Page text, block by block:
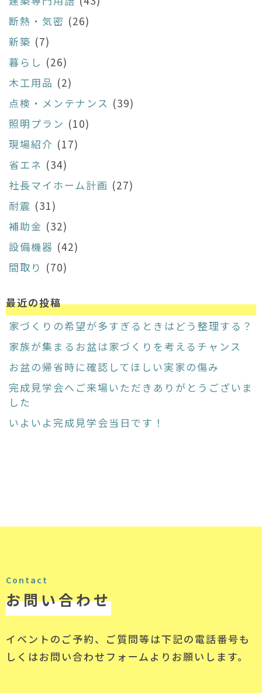
断熱・気密 (26)
新築 (7)
暮らし (26)
木工用品 (2)
点検・メンテナンス (39)
照明プラン (10)
現場紹介 (17)
省エネ (34)
社長マイホーム計画 (27)
耐震 (31)
補助金 (32)
設備機器 (42)
間取り (70)
最近の投稿
家づくりの希望が多すぎるときはどう整理する？
家族が集まるお盆は家づくりを考えるチャンス
お盆の帰省時に確認してほしい実家の傷み
完成見学会へご来場いただきありがとうございま
した
いよいよ完成見学会当日です！
Contact
お問い合わせ
イベントのご予約、ご質問等は下記の電話番号も
しくはお問い合わせフォームよりお願いします。